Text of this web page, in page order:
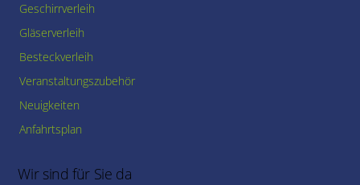
Geschirrverleih
Gläserverleih
Besteckverleih
Veranstaltungszubehör
Neuigkeiten
Anfahrtsplan
Wir sind für Sie da